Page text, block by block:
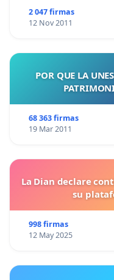
2 047 firmas
12 Nov 2011
POR QUE LA
68 363 firmas
19 Mar 2011
La Dian declare
su
998 firmas
12 May 2025